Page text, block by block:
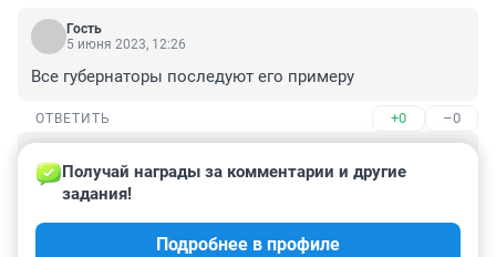
Гость
5 июня 2023, 12:26
Все губернаторы последуют его примеру
ОТВЕТИТЬ +0 –0
31 мая 2023, 07:35
На широкую ногу живет губернатор, он как и
президент наверное не знает какая у него зарплата....
Получай награды за комментарии и другие
задания!
Подробнее в профиле